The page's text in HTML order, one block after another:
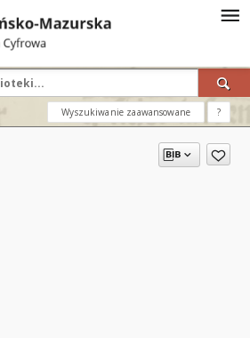
Wyszukiwanie zaawansowane ?